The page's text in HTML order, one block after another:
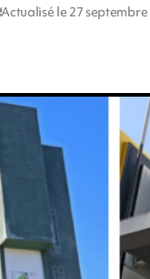
Actualisé le 27 septembre